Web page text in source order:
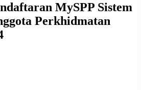
MySPP Sistem
Perkhidmatan